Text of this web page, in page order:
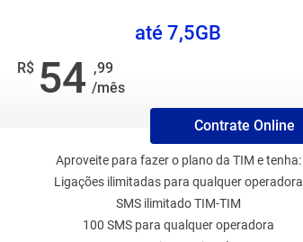
até 7,5GB
R$ 54 ,99
/mês
Contrate Online
Aproveite para fazer o plano da TIM e tenha:
Ligações ilimitadas para qualquer operadora
SMS ilimitado TIM-TIM
100 SMS para qualquer operadora